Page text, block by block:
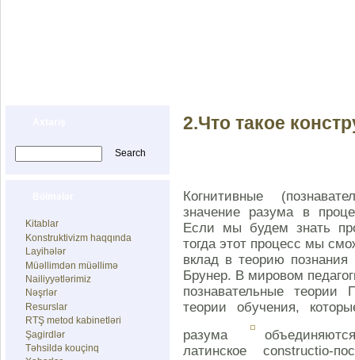
Kitablar
Konstruktivizm haqqında
Layihələr
Müəllimdən müəllimə
Nailiyyətlərimiz
Nəşrlər
Resurslar
RTŞ metod kabinetləri
Şagirdlər
Təhsildə kouçinq
2.Что такое
Когнитивные
значение разума в
Если мы будем знать
тогда этот процесс мы
вклад в теорию
Брунер. В мировом
познавательные теории
теории обучения,
разума
латинское соnstructio-